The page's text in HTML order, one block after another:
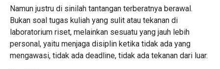
Namun justru di sinilah tantangan terberatnya berawal.
Bukan soal tugas kuliah yang sulit atau tekanan di
laboratorium riset, melainkan sesuatu yang jauh lebih
personal, yaitu menjaga disiplin ketika tidak ada yang
mengawasi, tidak ada deadline, tidak ada tekanan dari luar.